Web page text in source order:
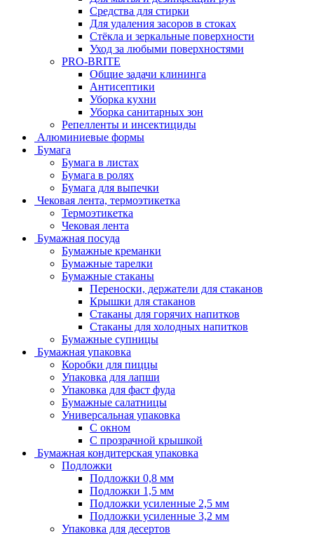
Средства для стирки
Для удаления засоров в стоках
Стёкла и зеркальные поверхности
Уход за любыми поверхностями
PRO-BRITE
Общие задачи клининга
Антисептики
Уборка кухни
Уборка санитарных зон
Репелленты и инсектициды
Алюминиевые формы
Бумага
Бумага в листах
Бумага в ролях
Бумага для выпечки
Чековая лента, термоэтикетка
Термоэтикетка
Чековая лента
Бумажная посуда
Бумажные креманки
Бумажные тарелки
Бумажные стаканы
Переноски, держатели для стаканов
Крышки для стаканов
Стаканы для горячих напитков
Стаканы для холодных напитков
Бумажные супницы
Бумажная упаковка
Коробки для пиццы
Упаковка для лапши
Упаковка для фаст фуда
Бумажные салатницы
Универсальная упаковка
С окном
С прозрачной крышкой
Бумажная кондитерская упаковка
Подложки
Подложки 0,8 мм
Подложки 1,5 мм
Подложки усиленные 2,5 мм
Подложки усиленные 3,2 мм
Упаковка для десертов